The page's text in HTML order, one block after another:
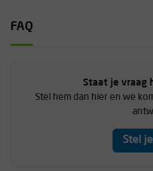
FAQ
Staat je vraag
Stel hem dan hier en we
Stel